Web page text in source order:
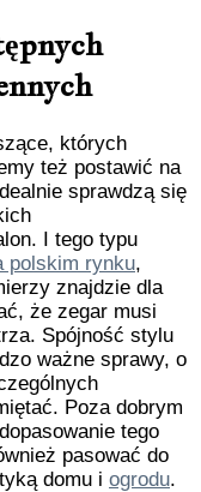
których
też postawić na
sprawdzą się
I tego typu
polskim rynku,
znajdzie dla
że zegar musi
Spójność stylu
ważne sprawy, o
Poza dobrym
tego
pasować do
domu i ogrodu.